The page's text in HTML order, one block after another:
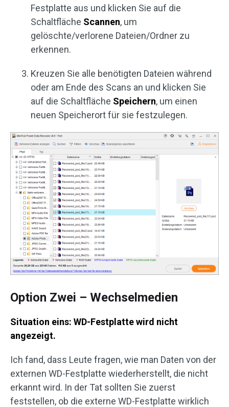
Festplatte aus und klicken Sie auf die
Schaltfläche Scannen, um
gelöschte/verlorene Dateien/Ordner zu
erkennen.
Kreuzen Sie alle benötigten Dateien während
oder am Ende des Scans an und klicken Sie
auf die Schaltfläche Speichern, um einen
neuen Speicherort für sie festzulegen.
Option Zwei – Wechselmedien
Situation eins: WD-Festplatte wird nicht
angezeigt.
Ich fand, dass Leute fragen, wie man Daten von der
externen WD-Festplatte wiederherstellt, die nicht
erkannt wird. In der Tat sollten Sie zuerst
feststellen, ob die externe WD-Festplatte wirklich